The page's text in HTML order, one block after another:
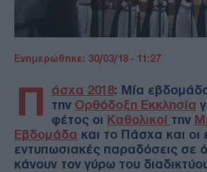
Ενημερώθηκε: 30/03/18 - 11:27
Π άσχα 2018: Μία
την Ορθόδοξη Εκκλησία
φέτος οι Καθολικοί την
Εβδομάδα και το Πάσχα και οι
εντυπωσιακές παραδόσεις σε
κάνουν τον γύρω του